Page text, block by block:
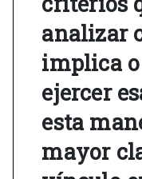
analizar
implica
ejercer
esta
mayor